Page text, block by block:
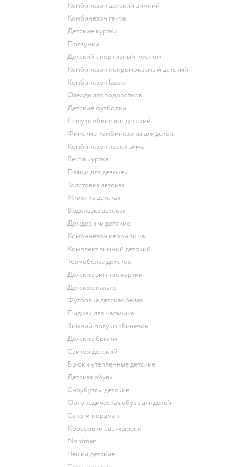
Комбинезон детский зимний
Комбинезон reima
Детские куртки
Ползунки
Детский спортивный костюм
Комбинезон непромокаемый детский
Комбинезон lassie
Одежда для подростков
Детские футболки
Полукомбинезон детский
Финские комбинезоны для детей
Комбинезон лесси зима
Reima куртка
Плащи для девочек
Толстовка детская
Жилетка детская
Водолазка детская
Дождевики детские
Комбинезон керри зима
Комплект зимний детский
Термобелье детское
Детские зимние куртки
Детское пальто
Футболка детская белая
Пиджак для мальчика
Зимний полукомбинезон
Детские брюки
Свитер детский
Брюки утепленные детские
Детская обувь
Сноубутсы детские
Ортопедическая обувь для детей
Сапоги нордман
Кроссовки светящиеся
Nordman
Чешки детские